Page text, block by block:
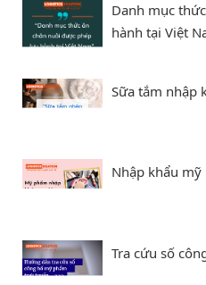
Danh mục
hành tại Việt
Sữa tắm nhập
Nhập khẩu
Tra cứu số